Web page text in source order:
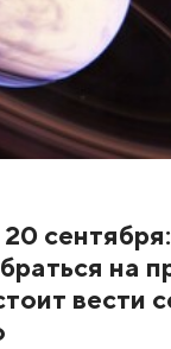
20
на
вести